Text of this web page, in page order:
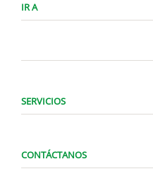
IR A
SERVICIOS
CONTÁCTANOS